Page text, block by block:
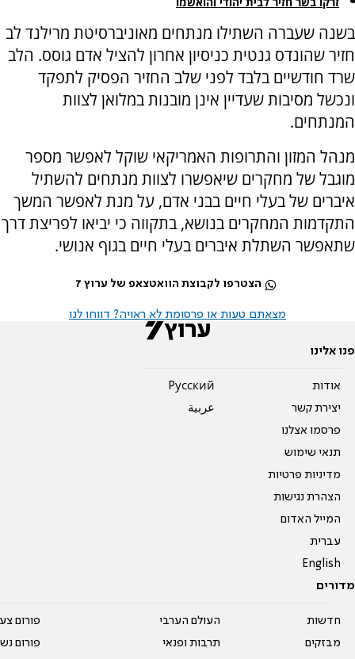
בשנה שעברה השתילו מנתחים מאוניברסיטת מרילנד לב
חזיר שהונדס גנטית כניסיון אחרון להציל אדם גוסס. הלב
שרד חודשיים בלבד לפני שלב החזיר הפסיק לתפקד
ונכשל מסיבות שעדיין אינן מובנות במלואן לצוות
המנתחים.
מנהל המזון והתרופות האמריקאי שוקל לאפשר מספר
מוגבל של מחקרים שיאפשרו לצוות מנתחים להשתיל
איברים של בעלי חיים בבני אדם, על מנת לאפשר המשך
התקדמות המחקרים בנושא, בתקווה כי יביאו לפריצת דרך
שתאפשר השתלת איברים בעלי חיים בגוף אנושי.
הצטרפו לקבוצת הוואטצאפ של ערוץ 7
מצאתם טעות או פרסומת לא ראויה? דווחו לנו
פנו אלינו
אודות
יצירת קשר
פרסמו אצלנו
תנאי שימוש
מדיניות פרטיות
הצהרת נגישות
המייל האדום
עברית
English
Pусский
عربية
מדורים
חדשות
מבזקים
העולם הערבי
תרבות ופנאי
פורום
פורום